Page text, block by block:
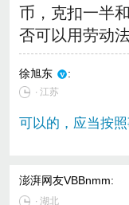
币，克扣一半
否可以用劳动
徐旭东 :
∙ 江苏
可以的，应当按
澎湃网友VBBnmm:
∙湖北